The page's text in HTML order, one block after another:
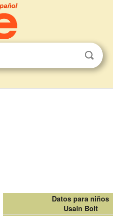
Datos para niños
Usain Bolt